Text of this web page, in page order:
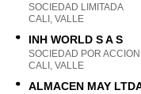
SOCIEDAD LIMITADA
CALI, VALLE
INH WORLD S A S
SOCIEDAD POR
CALI, VALLE
ALMACEN MAY